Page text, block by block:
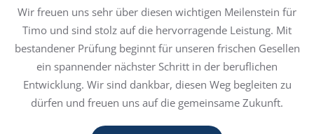
Wir freuen uns sehr über diesen wichtigen Meilenstein für
Timo und sind stolz auf die hervorragende Leistung. Mit
bestandener Prüfung beginnt für unseren frischen Gesellen
ein spannender nächster Schritt in der beruflichen
Entwicklung. Wir sind dankbar, diesen Weg begleiten zu
dürfen und freuen uns auf die gemeinsame Zukunft.